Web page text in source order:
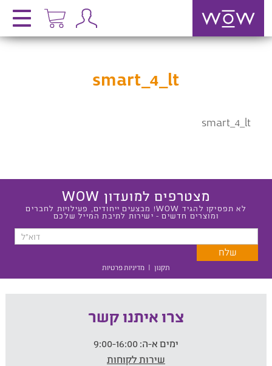
smart_4_lt
smart_4_lt
מצטרפים למועדון WOW
לא תפסיקו להגיד WOW! מבצעים ייחודים, פעילויות לחברים
ומוצרים חדשים - ישירות לתיבת המייל שלכם
תקנון | מדיניות פרטיות
צרו איתנו קשר
ימים א-ה:
שירות לקוחות